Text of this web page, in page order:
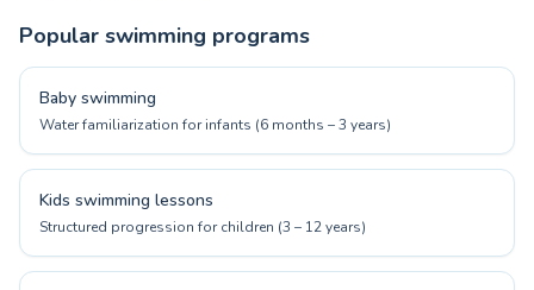
Popular swimming programs
Baby swimming
Water familiarization for infants (6 months – 3 years)
Kids swimming lessons
Structured progression for children (3 – 12 years)